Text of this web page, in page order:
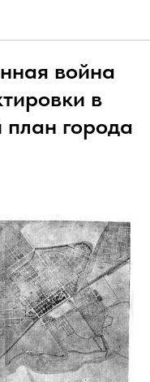
война
в
план города